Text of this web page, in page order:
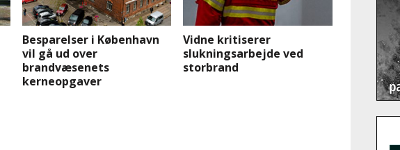
Besparelser i København
vil gå ud over
brandvæsenets
kerneopgaver
Vidne kritiserer
slukningsarbejde ved
storbrand